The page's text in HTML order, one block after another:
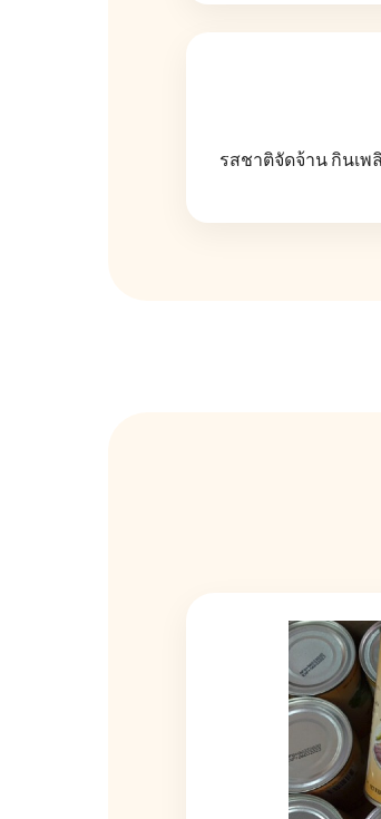
รสชาติจัดจ้าน กินเพ